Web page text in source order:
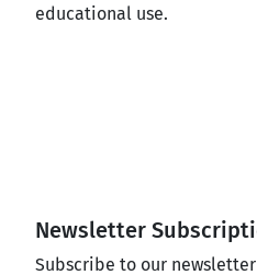
educational use.
Newsletter
Subscribe to our